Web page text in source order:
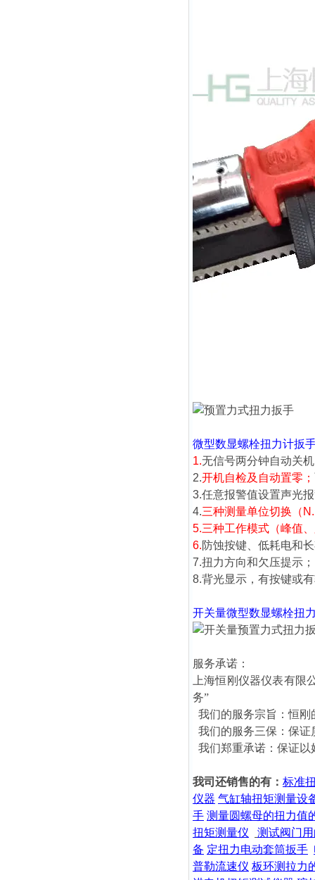
微型数显螺栓扭力计扳
1.无信号两分钟自动关
2.开机自检及自动置零；
3.任意报警值设置声光
4.三种测量单位切换（
5.三种工作模式（峰值
6.防蚀按键、低耗电和
7.扭力方向和欠压提示；
8.背光显示，有按键或
开关量微型数显螺栓扭
服务承诺：
上海恒刚仪器仪表有
务”
我们的服务宗旨：恒
我们的服务三保：保
我们郑重承诺：保证
我司还销售的有： 标准
仪器 气缸轴扭矩测量设
手 测量圆螺母的扭力值
扭矩测量仪
测试阀门
备 定扭力电动套筒扳手
普勒流速仪 板环测拉力